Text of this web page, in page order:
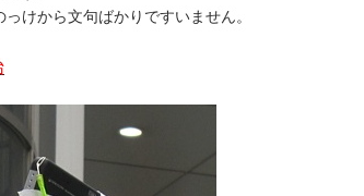
けから文句ばかりですいません。